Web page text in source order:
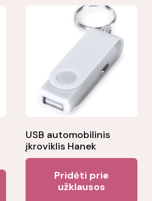
USB automobilinis
įkroviklis Hanek
Pridėti prie
užklausos